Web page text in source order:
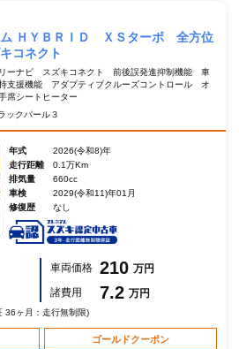
ム ＨＹＢＲＩＤ ＸＳターボ 全方位
コネクト
リーナビ スズキコネクト 前後誤発進抑制機能 車
支援機能 アダプティブクルーズコントロール オ
席シートヒーター
ックパール３
年式
2026(令和8)年
走行距離
0.1万Km
排気量
660cc
車検
2029(令和11)年01月
修復歴
なし
車両価格 210 万円
諸費用
7.2 万円
36ヶ月：走行無制限)
ゴールドクーポン